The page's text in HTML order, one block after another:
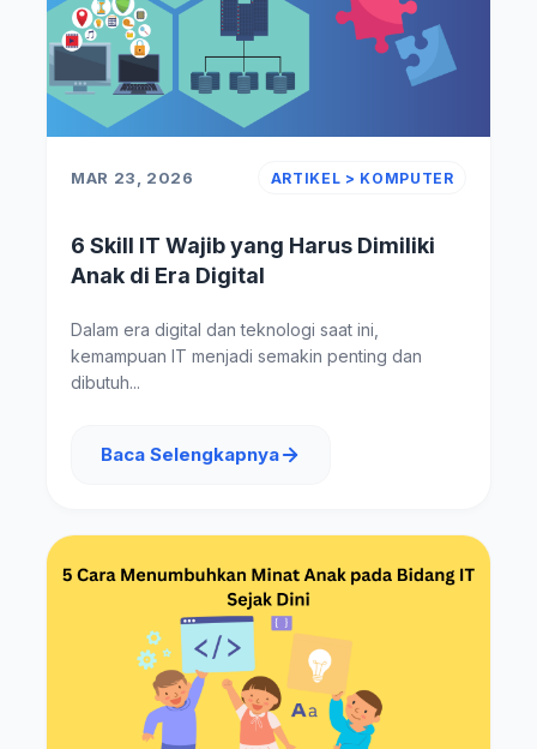
MAR 23, 2026 ARTIKEL > KOMPUTER
6 Skill IT Wajib yang Harus Dimiliki
Anak di Era Digital
Dalam era digital dan teknologi saat ini,
kemampuan IT menjadi semakin penting dan
dibutuh...
Baca Selengkapnya